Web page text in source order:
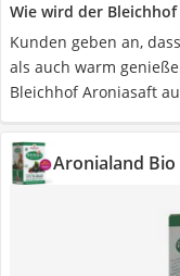
Wie wird der
Kunden geben an,
als auch warm
Bleichhof Aroniasaft
Aronialand